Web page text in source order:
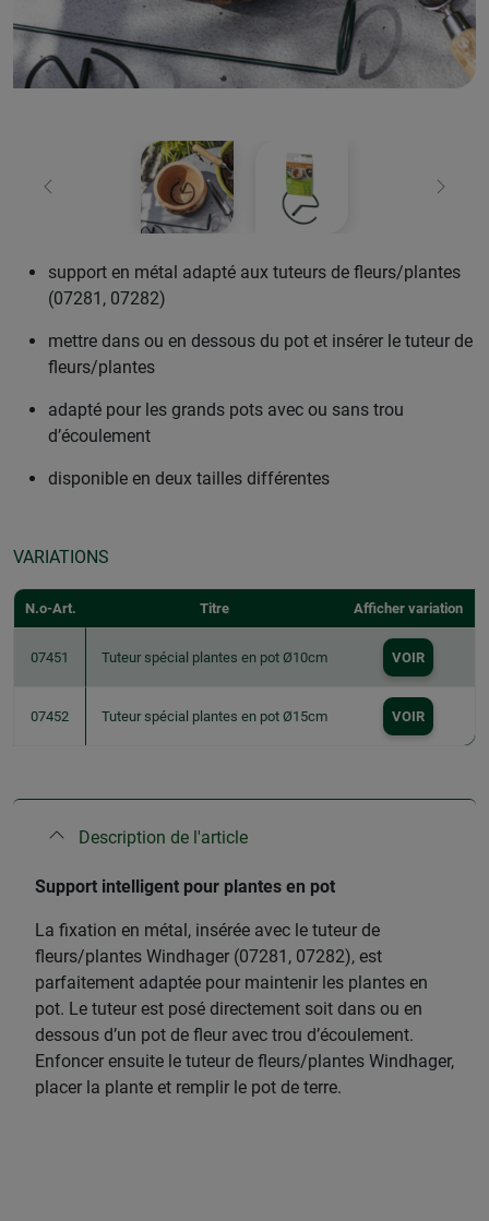
retour
support en métal adapté aux tuteurs de fleurs/plantes
(07281, 07282)
mettre dans ou en dessous du pot et insérer le tuteur de
fleurs/plantes
adapté pour les grands pots avec ou sans trou
d’écoulement
disponible en deux tailles différentes
VARIATIONS
N.o-Art. Titre Afficher variation
07451 Tuteur spécial plantes en pot Ø10cm VOIR
07452 Tuteur spécial plantes en pot Ø15cm VOIR
Description de l'article
Support intelligent pour plantes en pot
La fixation en métal, insérée avec le tuteur de
fleurs/plantes Windhager (07281, 07282), est
parfaitement adaptée pour maintenir les plantes en
pot. Le tuteur est posé directement soit dans ou en
dessous d’un pot de fleur avec trou d’écoulement.
Enfoncer ensuite le tuteur de fleurs/plantes Windhager,
placer la plante et remplir le pot de terre.